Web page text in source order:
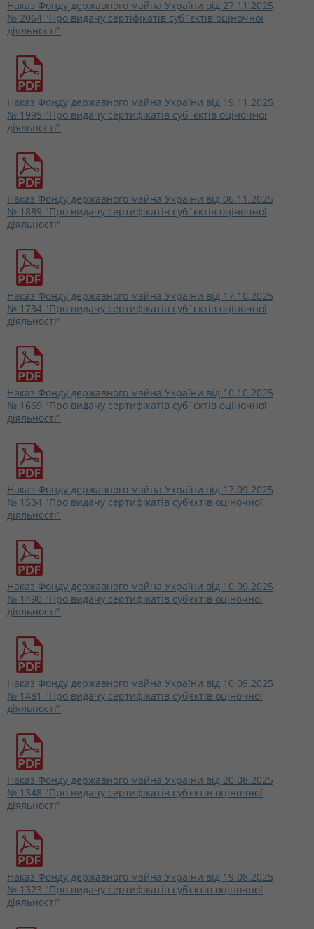
Наказ Фонду державного майна України від 27.11.2025
№ 2064 "Про видачу сертіфікатів суб`єктів оціночної
діяльності"
Наказ Фонду державного майна України від 19.11.2025
№ 1995 "Про видачу сертифікатів суб`єктів оціночної
діяльності"
Наказ Фонду державного майна України від 06.11.2025
№ 1889 "Про видачу сертифікатів суб`єктів оціночної
діяльності"
Наказ Фонду державного майна України від 17.10.2025
№ 1734 "Про видачу сертифікатів суб`єктів оціночної
діяльності"
Наказ Фонду державного майна України від 10.10.2025
№ 1669 "Про видачу сертифікатів суб`єктів оціночної
діяльності"
Наказ Фонду державного майна України від 17.09.2025
№ 1534 "Про видачу сертифікатів суб’єктів оціночної
діяльності"
Наказ Фонду державного майна України від 10.09.2025
№ 1490 "Про видачу сертифікатів суб’єктів оціночної
діяльності"
Наказ Фонду державного майна України від 10.09.2025
№ 1481 "Про видачу сертифікатів суб’єктів оціночної
діяльності"
Наказ Фонду державного майна України від 20.08.2025
№ 1348 "Про видачу сертифікатів суб’єктів оціночної
діяльності"
Наказ Фонду державного майна України від 19.08.2025
№ 1323 "Про видачу сертифікатів суб’єктів оціночної
діяльності"